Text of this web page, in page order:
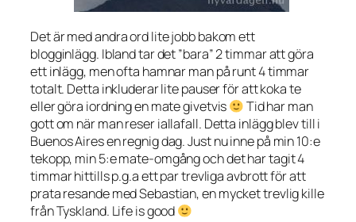
Det är med andra ord lite jobb bakom ett
blogginlägg. Ibland tar det ”bara” 2 timmar att göra
ett inlägg, men ofta hamnar man på runt 4 timmar
totalt. Detta inkluderar lite pauser för att koka te
eller göra iordning en mate givetvis
Tid har man
gott om när man reser iallafall. Detta inlägg blev till i
Buenos Aires en regnig dag. Just nu inne på min 10:e
tekopp, min 5:e mate-omgång och det har tagit 4
timmar hittills p.g.a ett par trevliga avbrott för att
prata resande med Sebastian, en mycket trevlig kille
från Tyskland. Life is good